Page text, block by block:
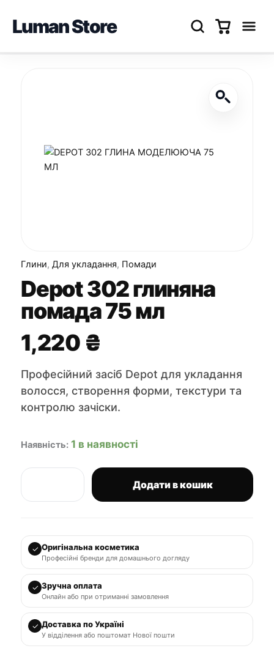
Luman Store
Глини, Для укладання, Помади
Depot 302 глиняна
помада 75 мл
1,220 ₴
Професійний засіб Depot для укладання
волосся, створення форми, текстури та
контролю зачіски.
Наявність: 1 в наявності
302
мл
кількість
Додати в кошик
✓ Оригінальна косметика
Професійні бренди для домашнього догляду
✓ Зручна оплата
Онлайн або при отриманні замовлення
✓ Доставка по Україні
У відділення або поштомат Нової пошти